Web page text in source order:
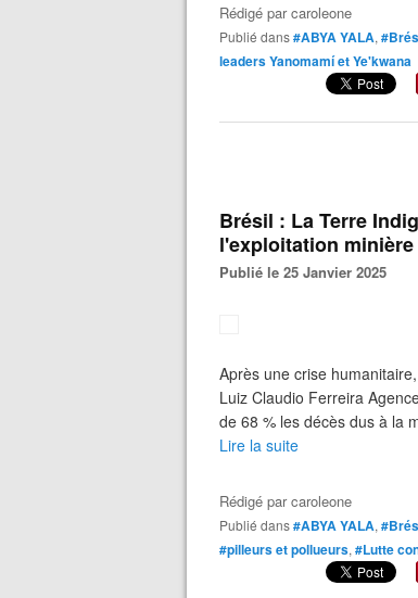
Rédigé parcaroleone
Publié dans#ABYA YALA,
leaders Yanomamí et Ye'kwana
Brésil : La Terre
l'exploitation
Publié le 25 Janvier 2025
Après une crise
Luiz Claudio Ferreira
de 68 % les décès dus à la
Lire la suite
Rédigé parcaroleone
Publié dans#ABYA YALA,
#pilleurs et pollueurs, #Lutte